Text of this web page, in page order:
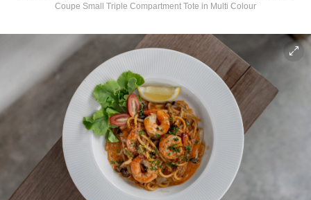
Coupe Small Triple Compartment Tote in Multi Colour